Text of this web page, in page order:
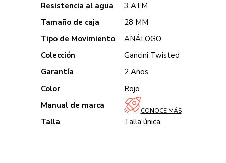
Resistencia al agua
3 ATM
Tamaño de caja
28 MM
Tipo de Movimiento
ANÁLOGO
Colección
Gancini Twisted
Garantía
2 Años
Color
Rojo
Manual de marca
CONOCE MÁS
Talla Talla única